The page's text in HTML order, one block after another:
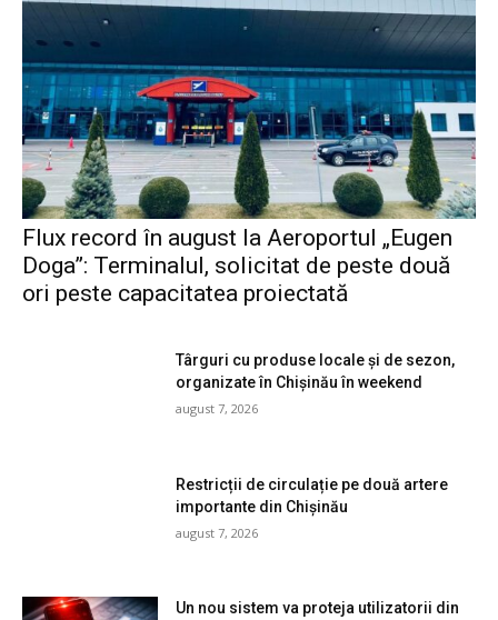
Flux record în august la Aeroportul „Eugen
Doga”: Terminalul, solicitat de peste două
ori peste capacitatea proiectată
Târguri cu produse locale și de sezon,
organizate în Chișinău în weekend
august 7, 2026
Restricții de circulație pe două artere
importante din Chișinău
august 7, 2026
Un nou sistem va proteja utilizatorii din